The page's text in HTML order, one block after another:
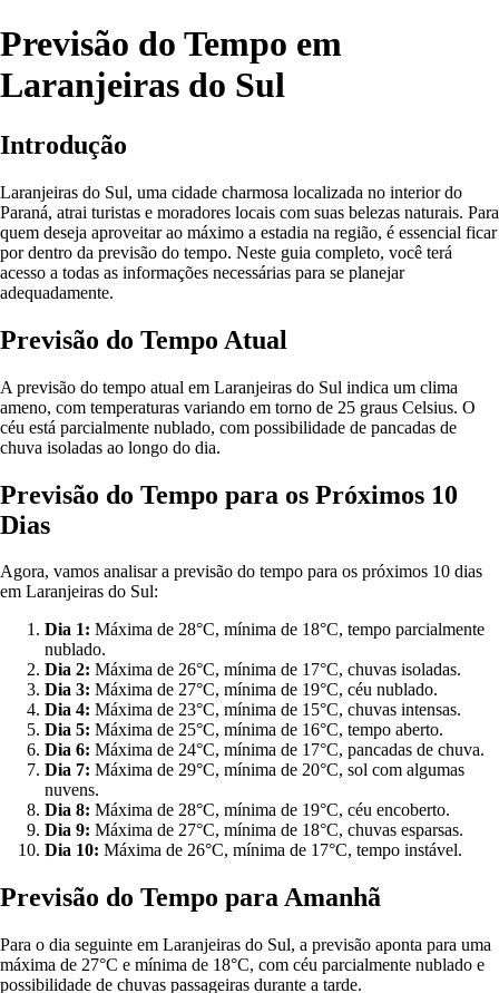
Previsão do Tempo em
Laranjeiras do Sul
Introdução
Laranjeiras do Sul, uma cidade charmosa localizada no interior do
Paraná, atrai turistas e moradores locais com suas belezas naturais. Para
quem deseja aproveitar ao máximo a estadia na região, é essencial ficar
por dentro da previsão do tempo. Neste guia completo, você terá
acesso a todas as informações necessárias para se planejar
adequadamente.
Previsão do Tempo Atual
A previsão do tempo atual em Laranjeiras do Sul indica um clima
ameno, com temperaturas variando em torno de 25 graus Celsius. O
céu está parcialmente nublado, com possibilidade de pancadas de
chuva isoladas ao longo do dia.
Previsão do Tempo para os Próximos 10
Dias
Agora, vamos analisar a previsão do tempo para os próximos 10 dias
em Laranjeiras do Sul:
Dia 1: Máxima de 28°C, mínima de 18°C, tempo parcialmente
nublado.
Dia 2: Máxima de 26°C, mínima de 17°C, chuvas isoladas.
Dia 3: Máxima de 27°C, mínima de 19°C, céu nublado.
Dia 4: Máxima de 23°C, mínima de 15°C, chuvas intensas.
Dia 5: Máxima de 25°C, mínima de 16°C, tempo aberto.
Dia 6: Máxima de 24°C, mínima de 17°C, pancadas de chuva.
Dia 7: Máxima de 29°C, mínima de 20°C, sol com algumas
nuvens.
Dia 8: Máxima de 28°C, mínima de 19°C, céu encoberto.
Dia 9: Máxima de 27°C, mínima de 18°C, chuvas esparsas.
Dia 10: Máxima de 26°C, mínima de 17°C, tempo instável.
Previsão do Tempo para Amanhã
Para o dia seguinte em Laranjeiras do Sul, a previsão aponta para uma
máxima de 27°C e mínima de 18°C, com céu parcialmente nublado e
possibilidade de chuvas passageiras durante a tarde.